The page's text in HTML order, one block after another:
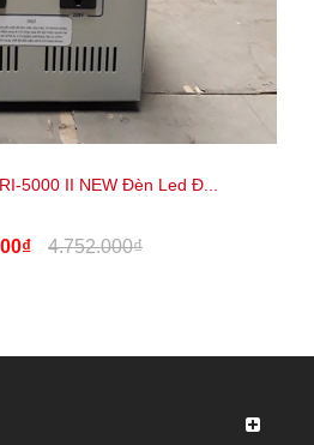
5000 II NEW Đèn Led Đ...
4.752.000₫